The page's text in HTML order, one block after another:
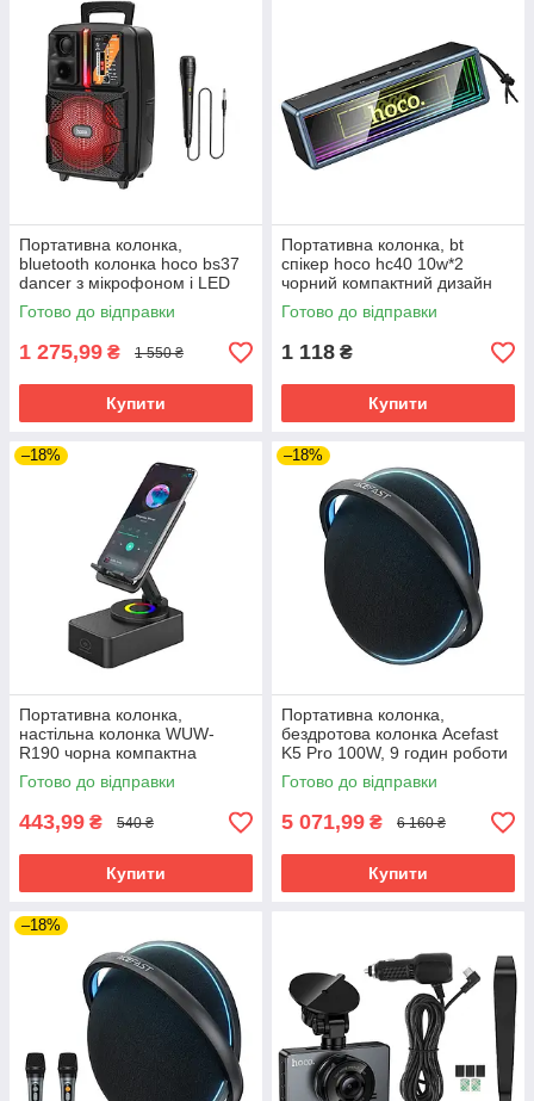
Портативна колонка,
bluetooth колонка hoco bs37
dancer з мікрофоном і LED
підсвічуванням
Готово до відправки
1 275,99 ₴ 1 550 ₴
Купити
Портативна колонка, bt
спікер hoco hc40 10w*2
чорний компактний дизайн
Готово до відправки
1 118 ₴
Купити
–18%
Портативна колонка,
настільна колонка WUW-
R190 чорна компактна
потужна
Готово до відправки
443,99 ₴ 540 ₴
Купити
–18%
Портативна колонка,
бездротова колонка Acefast
K5 Pro 100W, 9 годин роботи
Готово до відправки
5 071,99 ₴ 6 160 ₴
Купити
–18%